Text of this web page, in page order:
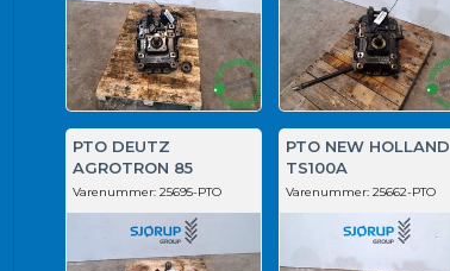
PTO DEUTZ
AGROTRON 85
Varenummer: 25695-PTO
PTO NEW HOLLAND
TS100A
Varenummer: 25662-PTO